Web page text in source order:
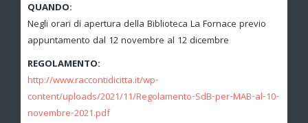
QUANDO:
Negli orari di apertura della Biblioteca La Fornace previo
appuntamento dal 12 novembre al 12 dicembre
REGOLAMENTO:
http://www.raccontidicitta.it/wp-
content/uploads/2021/11/Regolamento-SdB-per-MAB-al-10-
novembre-2021.pdf